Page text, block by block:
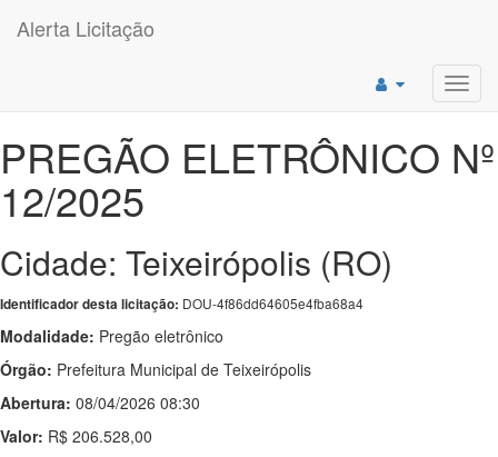
Alerta Licitação
PREGÃO ELETRÔNICO Nº
12/2025
Cidade: Teixeirópolis (RO)
Identificador desta licitação: DOU-4f86dd64605e4fba68a4
Modalidade: Pregão eletrônico
Órgão: Prefeitura Municipal de Teixeirópolis
Abertura: 08/04/2026 08:30
Valor: R$ 206.528,00